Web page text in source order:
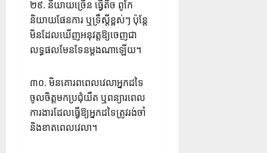
២៩. និយាយច្រើន ធ្វើតិច ពូកែ
និយាយផែនការ ឬទ្រឹស្តីខ្ពស់ៗ ប៉ុន្តែ
មិនដែលឃើញអនុវត្តឱ្យចេញជា
លទ្ធផលមែនទែនម្តងណាឡើយ។
៣០. មិនគោរពពេលវេលាអ្នកដទៃ
ចូលចិត្តមកប្រជុំយឺត ឬពន្យារពេល
ការងារដែលធ្វើឱ្យអ្នកដទៃត្រូវរង់ចាំ
និងខាតពេលវេលា។